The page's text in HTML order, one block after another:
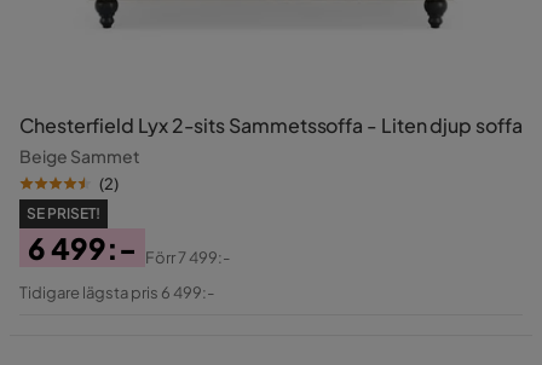
Chesterfield Lyx 2-sits Sammetssoffa - Liten djup soffa
Beige Sammet
(2)
SE PRISET!
Pris
6 499:-
Original
Förr7 499:-
Tidigare lägsta pris 6 499:-